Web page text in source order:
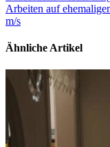
Arbeiten auf
m/s
Ähnliche Artikel